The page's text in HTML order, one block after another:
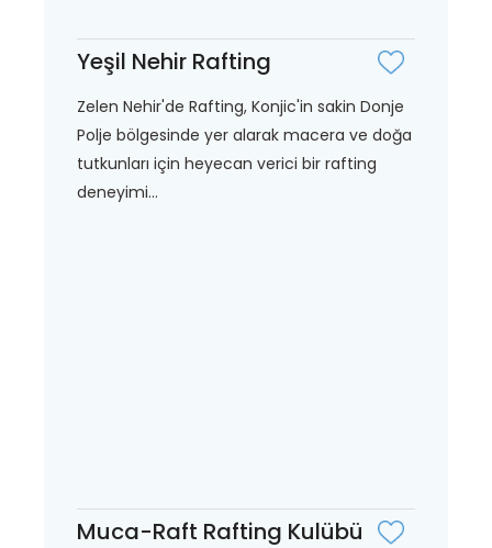
Yeşil Nehir Rafting
Zelen Nehir'de Rafting, Konjic'in sakin Donje
Polje bölgesinde yer alarak macera ve doğa
tutkunları için heyecan verici bir rafting
deneyimi...
Muca-Raft Rafting Kulübü